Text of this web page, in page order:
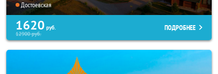
Достоевская
1620 руб.
12900руб.
ПОДРОБНЕЕ